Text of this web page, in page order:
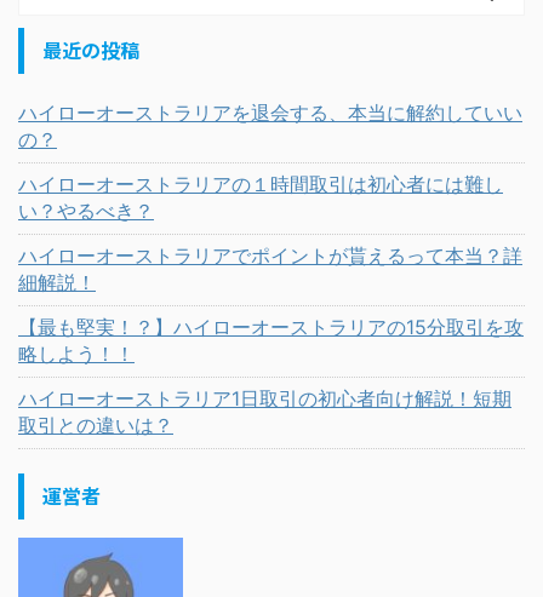
最近の投稿
ハイローオーストラリアを退会する、本当に解約していい
の？
ハイローオーストラリアの１時間取引は初心者には難し
い？やるべき？
ハイローオーストラリアでポイントが貰えるって本当？詳
細解説！
【最も堅実！？】ハイローオーストラリアの15分取引を攻
略しよう！！
ハイローオーストラリア1日取引の初心者向け解説！短期
取引との違いは？
運営者